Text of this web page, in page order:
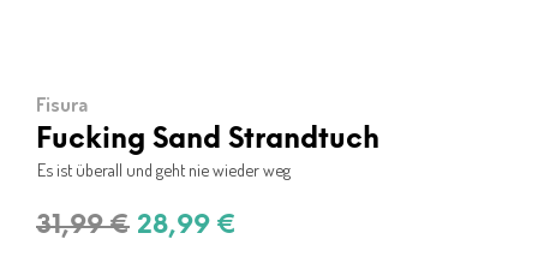
Fisura
Fucking Sand Strandtuch
Es ist überall und geht nie wieder weg
31,99€ Ursprünglicher
28,99 €